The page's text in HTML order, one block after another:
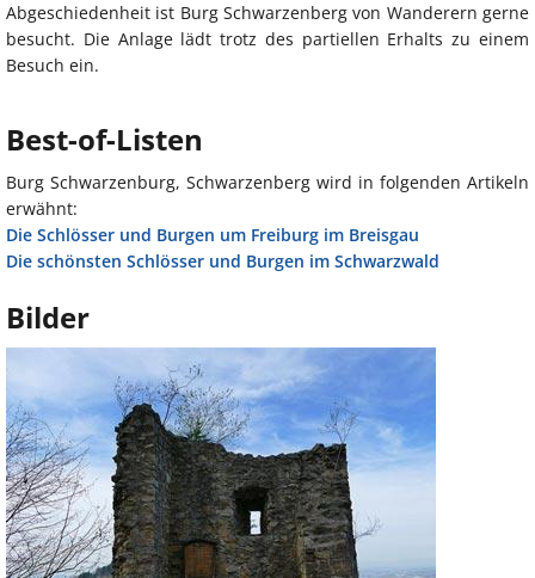
Abgeschiedenheit ist Burg Schwarzenberg von Wanderern gerne
besucht. Die Anlage lädt trotz des partiellen Erhalts zu einem
Besuch ein.
Best-of-Listen
Burg Schwarzenburg, Schwarzenberg wird in folgenden Artikeln
erwähnt:
Die Schlösser und Burgen um Freiburg im Breisgau
Die schönsten Schlösser und Burgen im Schwarzwald
Bilder